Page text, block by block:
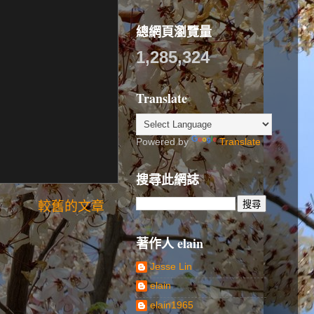
較舊的文章
總網頁瀏覽量
1,285,324
Translate
Powered by Translate
搜尋此網誌
著作人 elain
Jesse Lin
elain
elain1965